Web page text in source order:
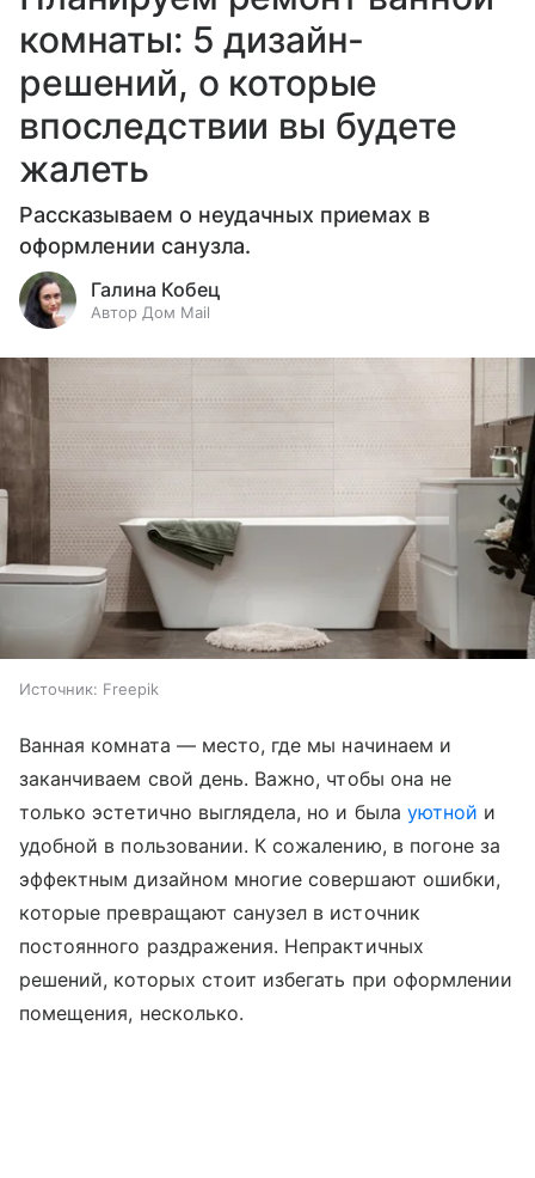
комнаты: 5 дизайн-
решений, о которые
впоследствии вы будете
жалеть
Рассказываем о неудачных приемах в
оформлении санузла.
Галина Кобец
Автор Дом Mail
Источник: Freepik
Ванная комната — место, где мы начинаем и
заканчиваем свой день. Важно, чтобы она не
только эстетично выглядела, но и была уютной и
удобной в пользовании. К сожалению, в погоне за
эффектным дизайном многие совершают ошибки,
которые превращают санузел в источник
постоянного раздражения. Непрактичных
решений, которых стоит избегать при оформлении
помещения, несколько.